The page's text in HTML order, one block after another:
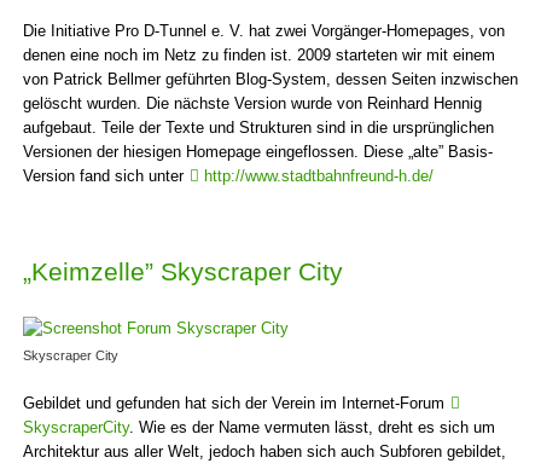
Die Initiative Pro D-Tunnel e. V. hat zwei Vorgänger-Homepages, von
denen eine noch im Netz zu finden ist. 2009 starteten wir mit einem
von Patrick Bellmer geführten Blog-System, dessen Seiten inzwischen
gelöscht wurden. Die nächste Version wurde von Reinhard Hennig
aufgebaut. Teile der Texte und Strukturen sind in die ursprünglichen
Versionen der hiesigen Homepage eingeflossen. Diese „alte” Basis-
Version fand sich unter
http://www.stadtbahnfreund-h.de/
„Keimzelle” Skyscraper City
Skyscraper City
Gebildet und gefunden hat sich der Verein im Inter­net-Forum
SkyscraperCity. Wie es der Name vermuten lässt, dreht es sich um
Architektur aus aller Welt, jedoch haben sich auch Subforen gebildet,